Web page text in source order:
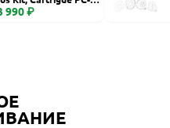
990 ₽